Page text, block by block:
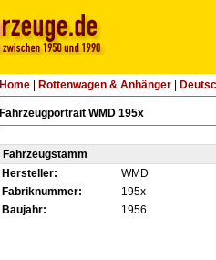
Home Rottenwagen & Anhänger
Fahrzeugportrait WMD 195x
Fahrzeugstamm
Hersteller:
WMD
Fabriknummer:
195x
Baujahr:
1956